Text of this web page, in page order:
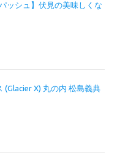
ッシュ】伏見の美味しくな
(Glacier X) 丸の内 松島義典